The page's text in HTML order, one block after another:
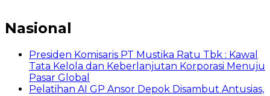
Nasional
Presiden Komisaris PT Mustika Ratu Tbk : Kawal
Tata Kelola dan Keberlanjutan Korporasi Menuju
Pasar Global
Pelatihan AI GP Ansor Depok Disambut Antusias,